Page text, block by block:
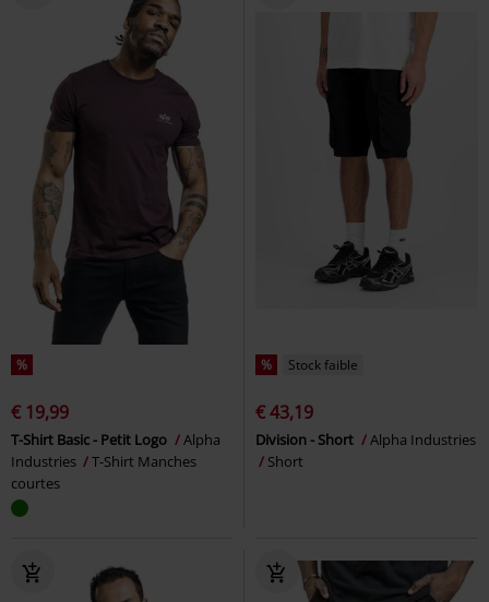
%
€ 19,99
T-Shirt Basic - Petit Logo
Alpha
Industries
T-Shirt Manches
courtes
% Stock faible
€ 43,19
Division - Short
Alpha Industries
Short